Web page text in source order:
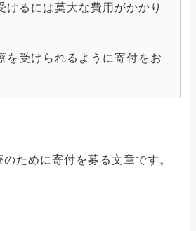
けるには莫大な費用がかかり
を受けられるように寄付をお
ために寄付を募る文章です。